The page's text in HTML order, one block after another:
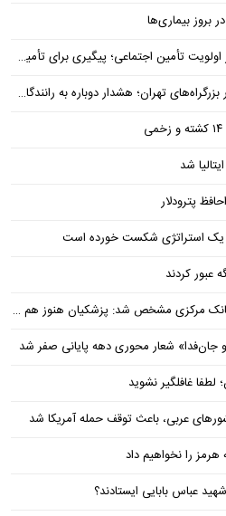
بروز بیماری‌ها
اجتماعی؛ پیگیری برای تأمین منابع ادامه دارد
شد
پترودلار
یک استراتژی شکست خورده است
پزشکیان هنوز هم متوجه نشده است چرا همتی استیضاح شد!
جان‌فدا» شعار محوری دهه پایانی صفر شد
لطفا غافلگیر نشوید
عربی، باعث توقف حمله آمریکا شد
را نخواهیم داد
عباس بابایی ایستادند؟